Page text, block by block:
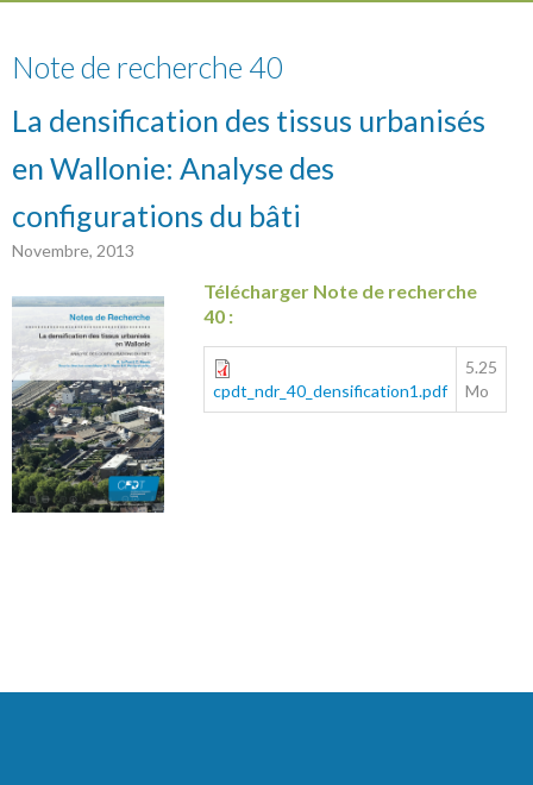
Note de recherche 40
La densification des tissus urbanisés
en Wallonie: Analyse des
configurations du bâti
Novembre, 2013
Télécharger Note de recherche
40 :
cpdt_ndr_40_densification1.pdf
5.25
Mo